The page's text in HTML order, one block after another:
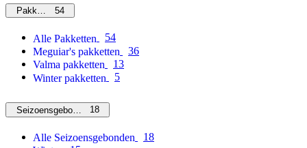
Pakketten54
Alle Pakketten
54
Meguiar's pakketten
36
Valma pakketten
13
Winter pakketten
5
Seizoensgebonden18
Alle Seizoensgebonden
18